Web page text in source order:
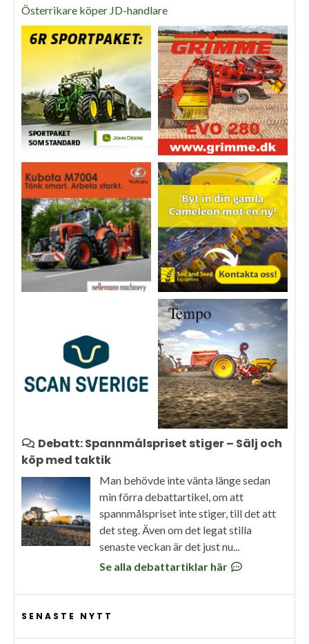
Österrikare köper JD-handlare
Debatt: Spannmålspriset stiger – Sälj och
köp med taktik
Man behövde inte vänta länge sedan
min förra debattartikel, om att
spannmålspriset inte stiger, till det att
det steg. Även om det legat stilla
senaste veckan är det just nu...
Se alla debattartiklar här
SENASTE NYTT